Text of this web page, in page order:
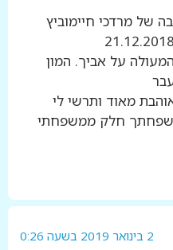
של מרדכי חיימוביץ
על אביך. המון
מאוד ותרשי לי
חלק ממשפחתי
2 בינואר 2019 בשעה 0:26